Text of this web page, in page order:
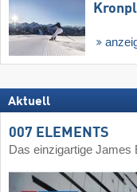
Aktuell
007 ELEMENTS
Das einzigartige James